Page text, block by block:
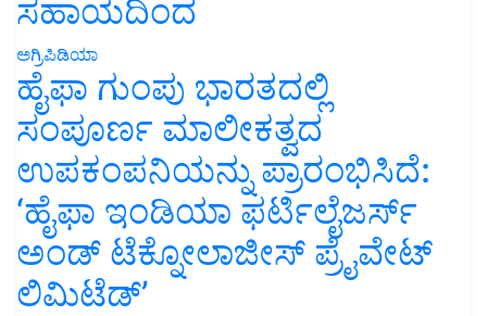
ಸಹಾಯದಿಂದ
ಅಗ್ರಿಪಿಡಿಯಾ
ಹೈಫಾ ಗುಂಪು ಭಾರತದಲ್ಲಿ
ಸಂಪೂರ್ಣ ಮಾಲೀಕತ್ವದ
ಉಪಕಂಪನಿಯನ್ನು ಪ್ರಾರಂಭಿಸಿದೆ:
‘ಹೈಫಾ ಇಂಡಿಯಾ ಫರ್ಟಿಲೈಜರ್ಸ್
ಅಂಡ್ ಟೆಕ್ನೋಲಾಜೀಸ್ ಪ್ರೈವೇಟ್
ಲಿಮಿಟೆಡ್’